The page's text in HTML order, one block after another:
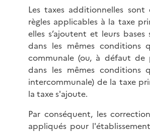
Les taxes additionnelles sont
règles applicables à la taxe
elles s’ajoutent et leurs
dans les mêmes conditions
communale (ou, à défaut de
dans les mêmes conditions
intercommunale) de la taxe
la taxe s'ajoute.
Par conséquent, les
appliqués pour